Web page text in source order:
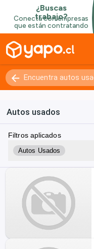
Autos usados
Filtros aplicados
Autos Usados